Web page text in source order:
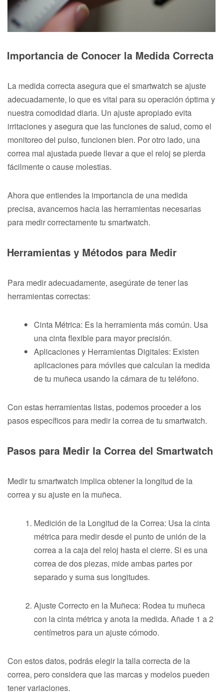
Importancia de Conocer la Medida Correcta
La medida correcta asegura que el smartwatch se ajuste
adecuadamente, lo que es vital para su operación óptima y
nuestra comodidad diaria. Un ajuste apropiado evita
irritaciones y asegura que las funciones de salud, como el
monitoreo del pulso, funcionen bien. Por otro lado, una
correa mal ajustada puede llevar a que el reloj se pierda
fácilmente o cause molestias.
Ahora que entiendes la importancia de una medida
precisa, avancemos hacia las herramientas necesarias
para medir correctamente tu smartwatch.
Herramientas y Métodos para Medir
Para medir adecuadamente, asegúrate de tener las
herramientas correctas:
Cinta Métrica: Es la herramienta más común. Usa
una cinta flexible para mayor precisión.
Aplicaciones y Herramientas Digitales: Existen
aplicaciones para móviles que calculan la medida
de tu muñeca usando la cámara de tu teléfono.
Con estas herramientas listas, podemos proceder a los
pasos específicos para medir la correa de tu smartwatch.
Pasos para Medir la Correa del Smartwatch
Medir tu smartwatch implica obtener la longitud de la
correa y su ajuste en la muñeca.
Medición de la Longitud de la Correa: Usa la cinta
métrica para medir desde el punto de unión de la
correa a la caja del reloj hasta el cierre. Si es una
correa de dos piezas, mide ambas partes por
separado y suma sus longitudes.
Ajuste Correcto en la Muñeca: Rodea tu muñeca
con la cinta métrica y anota la medida. Añade 1 a 2
centímetros para un ajuste cómodo.
Con estos datos, podrás elegir la talla correcta de la
correa, pero considera que las marcas y modelos pueden
tener variaciones.